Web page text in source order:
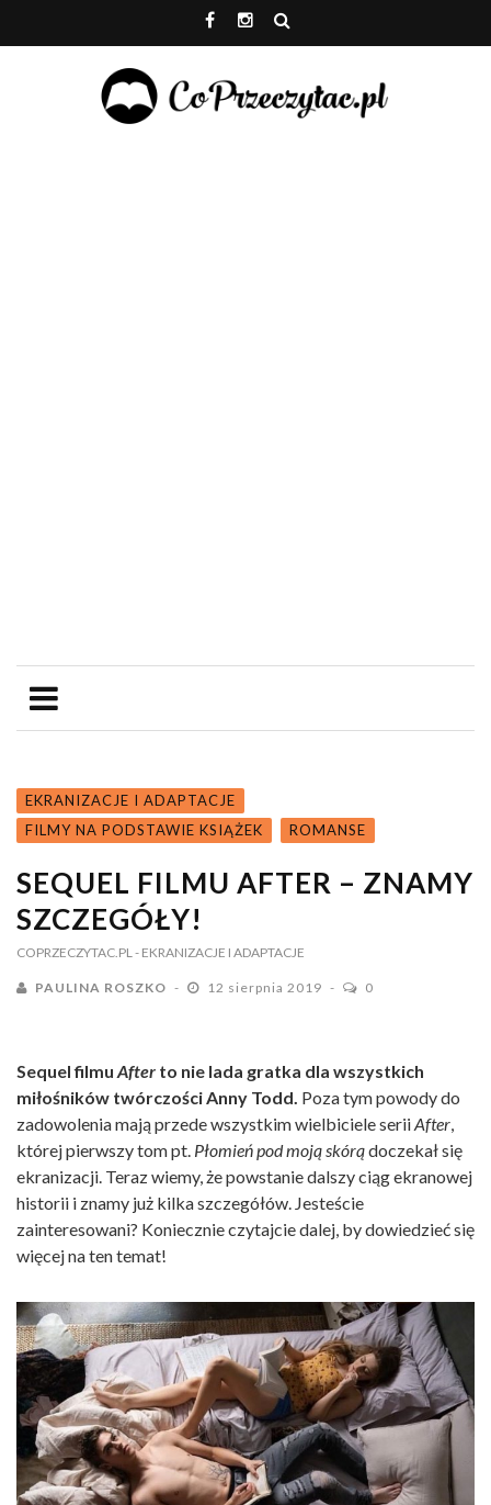
EKRANIZACJE I ADAPTACJE
FILMY NA PODSTAWIE KSIĄŻEK
ROMANSE
SEQUEL FILMU AFTER – ZNAMY
SZCZEGÓŁY!
COPRZECZYTAC.PL - EKRANIZACJE I ADAPTACJE
PAULINA ROSZKO 12 sierpnia 2019 0
Sequel filmu After to nie lada gratka dla wszystkich
miłośników twórczości Anny Todd. Poza tym powody do
zadowolenia mają przede wszystkim wielbiciele seriiAfter,
której pierwszy tom pt. Płomień pod moją skórądoczekał się
ekranizacji. Teraz wiemy, że powstanie dalszy ciąg ekranowej
historii i znamy już kilka szczegółów. Jesteście
zainteresowani? Koniecznie czytajcie dalej, by dowiedzieć się
więcej na ten temat!